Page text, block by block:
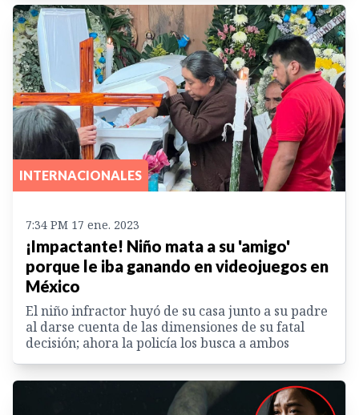
INTERNACIONALES
7:34 PM 17 ene. 2023
¡Impactante! Niño mata a su 'amigo'
porque le iba ganando en videojuegos en
México
El niño infractor huyó de su casa junto a su padre
al darse cuenta de las dimensiones de su fatal
decisión; ahora la policía los busca a ambos